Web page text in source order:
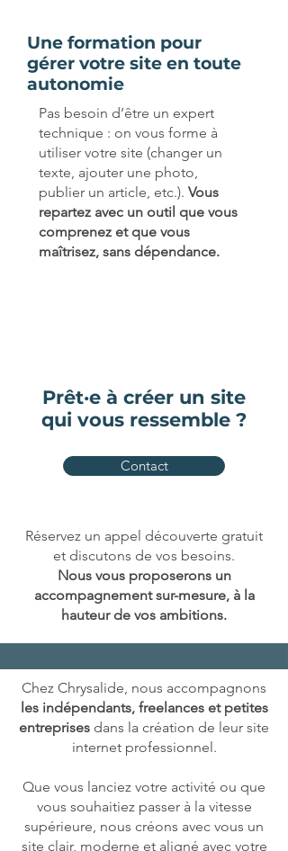
Une formation pour
gérer votre site en toute
autonomie
Pas besoin d’être un expert
technique : on vous forme à
utiliser votre site (changer un
texte, ajouter une photo,
publier un article, etc.). Vous
repartez avec un outil que vous
comprenez et que vous
maîtrisez, sans dépendance.
Prêt·e à créer un site
qui vous ressemble ?
Contact
Réservez un appel découverte gratuit
et discutons de vos besoins.
Nous vous proposerons un
accompagnement sur-mesure, à la
hauteur de vos ambitions.
Chez Chrysalide, nous accompagnons
les indépendants, freelances et petites
entreprises dans la création de leur site
internet professionnel.
Que vous lanciez votre activité ou que
vous souhaitiez passer à la vitesse
supérieure, nous créons avec vous un
site clair, moderne et aligné avec votre